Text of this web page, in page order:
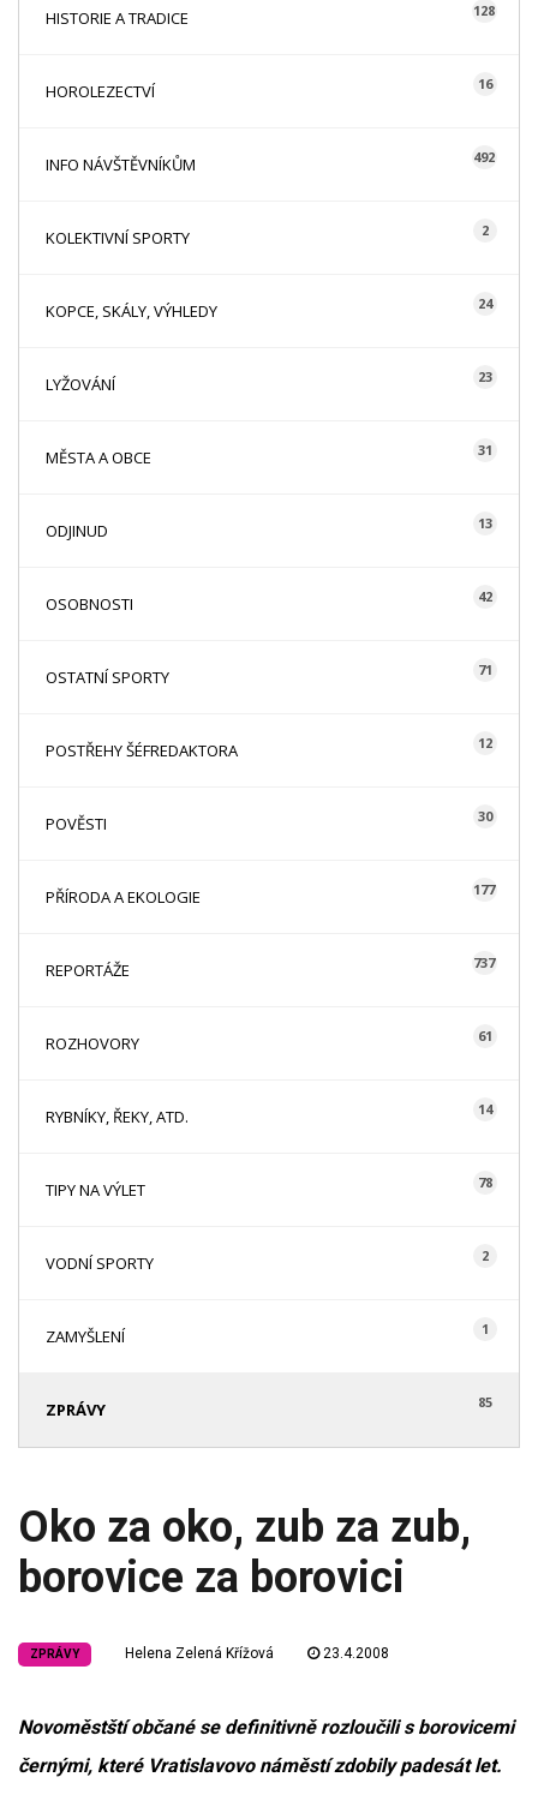
HISTORIE A TRADICE 128
HOROLEZECTVÍ 16
INFO NÁVŠTĚVNÍKŮM 492
KOLEKTIVNÍ SPORTY 2
KOPCE, SKÁLY, VÝHLEDY 24
LYŽOVÁNÍ 23
MĚSTA A OBCE 31
ODJINUD 13
OSOBNOSTI 42
OSTATNÍ SPORTY 71
POSTŘEHY ŠÉFREDAKTORA 12
POVĚSTI 30
PŘÍRODA A EKOLOGIE 177
REPORTÁŽE 737
ROZHOVORY 61
RYBNÍKY, ŘEKY, ATD. 14
TIPY NA VÝLET 78
VODNÍ SPORTY 2
ZAMYŠLENÍ 1
ZPRÁVY 85
Oko za oko, zub za zub,
borovice za borovici
ZPRÁVY Helena Zelená Křížová 23.4.2008
Novoměstští občané se definitivně rozloučili s borovicemi
černými, které Vratislavovo náměstí zdobily padesát let.